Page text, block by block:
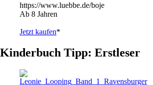
https://www.luebbe.de/boje
Ab 8 Jahren
Jetzt kaufen*
Kinderbuch Tipp: Erstleser